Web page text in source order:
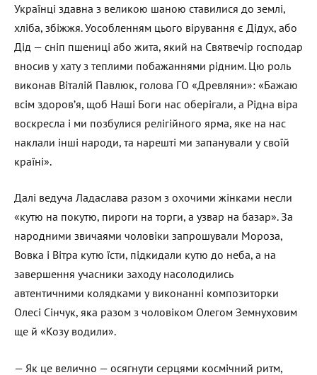
Українці здавна з великою шаною ставилися до землі,
хліба, збіжжя. Уособленням цього вірування є Дідух, або
Дід — сніп пшениці або жита, який на Святвечір господар
вносив у хату з теплими побажаннями рідним. Цю роль
виконав Віталій Павлюк, голова ГО «Древляни»: «Бажаю
всім здоров’я, щоб Наші Боги нас оберігали, а Рідна віра
воскресла і ми позбулися релігійного ярма, яке на нас
наклали інші народи, та нарешті ми запанували у своїй
країні».
Далі ведуча Ладаслава разом з охочими жінками несли
«кутю на покутю, пироги на торги, а узвар на базар». За
народними звичаями чоловіки запрошували Мороза,
Вовка і Вітра кутю їсти, підкидали кутю до неба, а на
завершення учасники заходу насолодились
автентичними колядками у виконанні композиторки
Олесі Сінчук, яка разом з чоловіком Олегом Земнуховим
ще й «Козу водили».
— Як це велично — осягнути серцями космічний ритм,